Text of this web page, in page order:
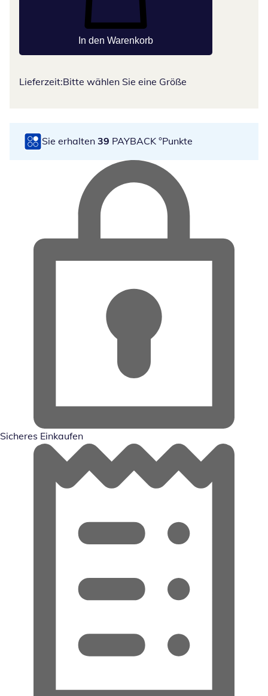
In den Warenkorb
Lieferzeit:Bitte wählen Sie eine Größe
Sie erhalten 39 PAYBACK °Punkte
Sicheres Einkaufen